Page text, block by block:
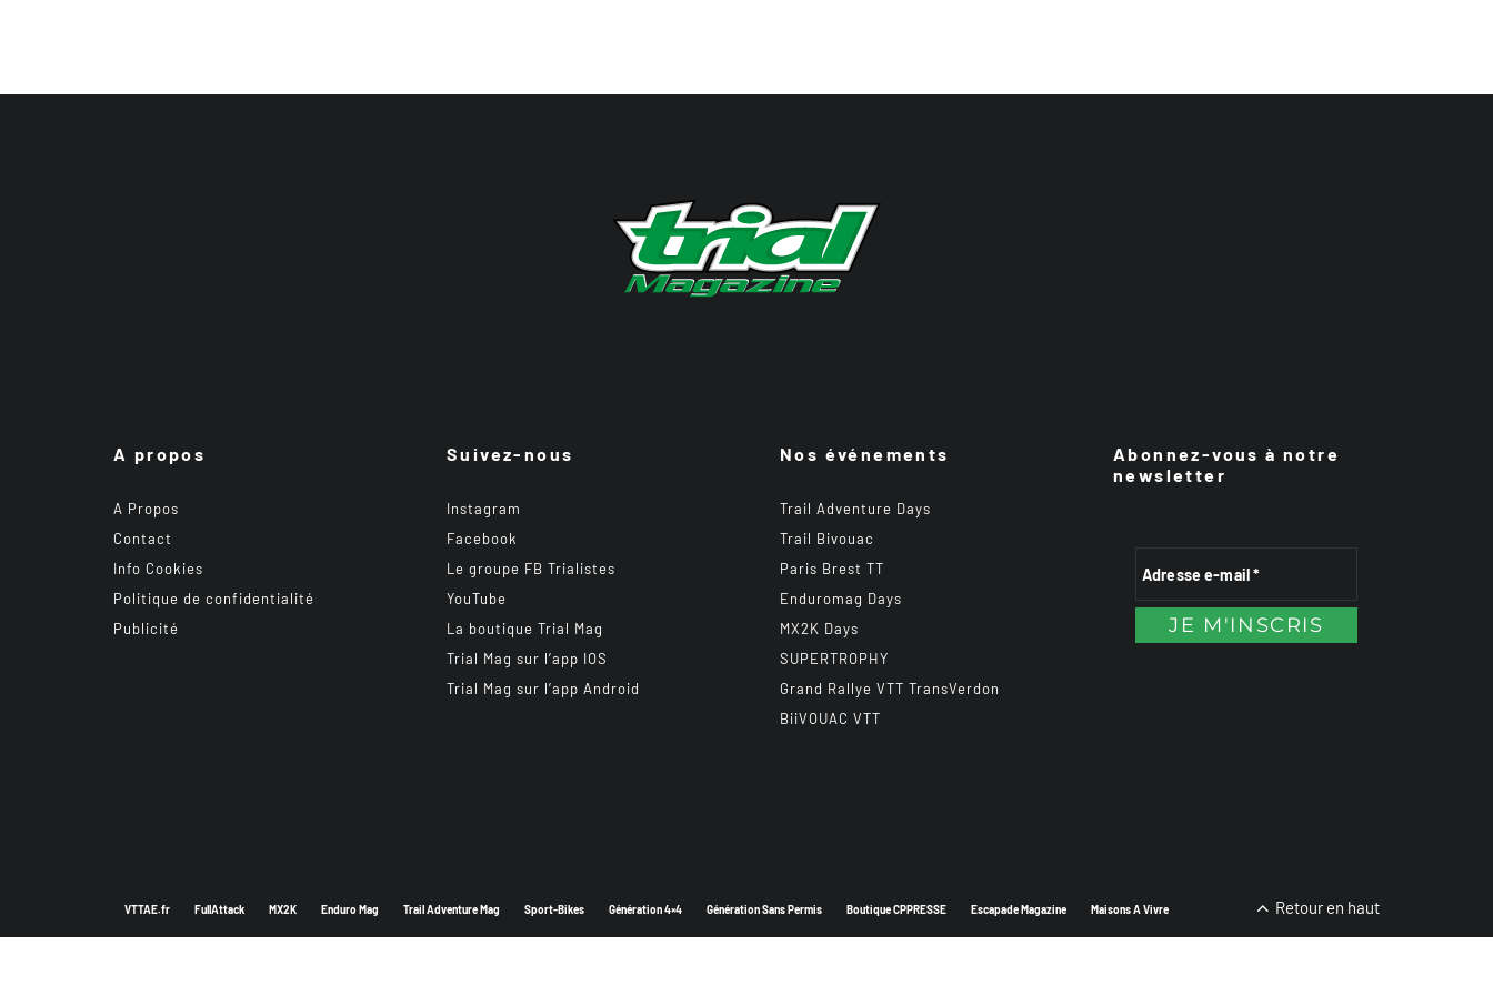
A propos
A Propos
Contact
Info Cookies
Politique de confidentialité
Publicité
Suivez-nous
Instagram
Facebook
Le groupe FB Trialistes
YouTube
La boutique Trial Mag
Trial Mag sur l’app IOS
Trial Mag sur l’app Android
Nos événements
Trail Adventure Days
Trail Bivouac
Paris Brest TT
Enduromag Days
MX2K Days
SUPERTROPHY
Grand Rallye VTT TransVerdon
BiiVOUAC VTT
Abonnez-vous à notre
newsletter
VTTAE.fr FullAttack MX2K Enduro Mag Trail Adventure Mag Sport-Bikes Génération 4×4 Génération Sans Permis Boutique CPPRESSE Escapade Magazine Maisons A Vivre Retour en haut